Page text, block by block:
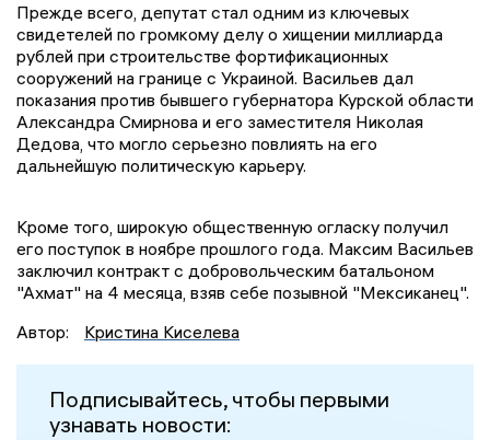
Прежде всего, депутат стал одним из ключевых
свидетелей по громкому делу о хищении миллиарда
рублей при строительстве фортификационных
сооружений на границе с Украиной. Васильев дал
показания против бывшего губернатора Курской области
Александра Смирнова и его заместителя Николая
Дедова, что могло серьезно повлиять на его
дальнейшую политическую карьеру.
Кроме того, широкую общественную огласку получил
его поступок в ноябре прошлого года. Максим Васильев
заключил контракт с добровольческим батальоном
"Ахмат" на 4 месяца, взяв себе позывной "Мексиканец".
Автор:
Кристина Киселева
Подписывайтесь, чтобы первыми
узнавать новости: